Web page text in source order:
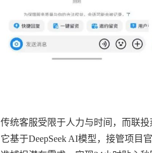
传统客服受限于人力与时间，而联
它基于DeepSeek AI模型，接管项